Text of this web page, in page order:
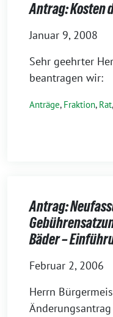
Antrag: Kosten
Januar 9, 2008
Sehr geehrter
beantragen wir:
Anträge, Fraktion, Rat,
Antrag:
Bäder –
Februar 2, 2006
Herrn